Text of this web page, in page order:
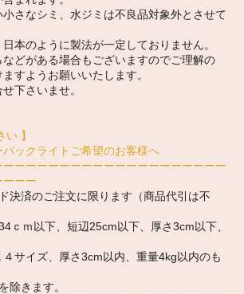
さなシミ、水ジミは不良品対象外とさせて
本のように製法が一定しておりません。
どがある場合もございますのでご理解の
すようお願いいたします。
下さいませ。
い 】
パックライトご希望のお客様へ
ーーーーーーーーーーーーーーーーーーー
ーーー
決済のご注文に限ります（商品代引は不
ｃｍ以下、短辺25cm以下、厚さ3cm以下、
サイズ、厚さ3cm以内、重量4kg以内のも
除きます。